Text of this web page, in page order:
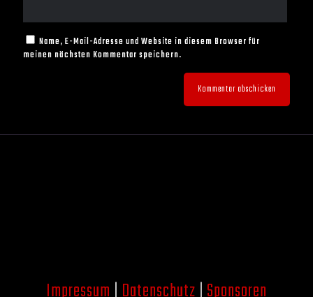
Name, E-Mail-Adresse und Website in diesem Browser für
meinen nächsten Kommentar speichern.
Impressum | Datenschutz | Sponsoren